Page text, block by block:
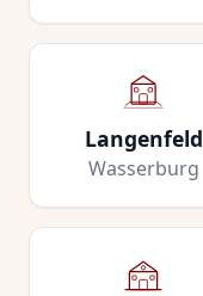
Langenfeld
Wasserburg